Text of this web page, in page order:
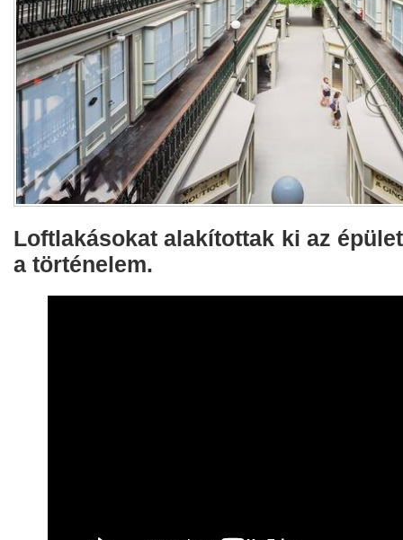
Loftlakásokat alakítottak ki az
a történelem.